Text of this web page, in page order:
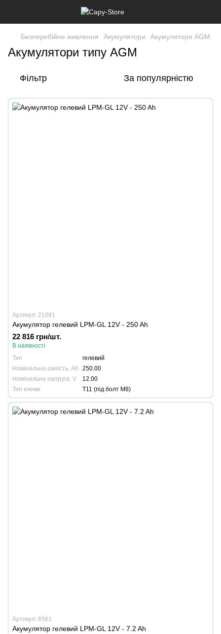
Безперебійне живлення Акумулятори Акумулятори AGM
Акумулятори типу AGM
Фільтр За популярністю
Артикул: 21081
Акумулятор гелевий LPM-GL 12V - 250 Ah
22 816 грн/шт.
В наявності
Тип
гелевий
Номінальна ємність, Ah
250.00
Номінальна напруга, V
12.00
Тип клеми
T11 (під болт М8)
Артикул: 6561
Акумулятор гелевий LPM-GL 12V - 7.2 Ah